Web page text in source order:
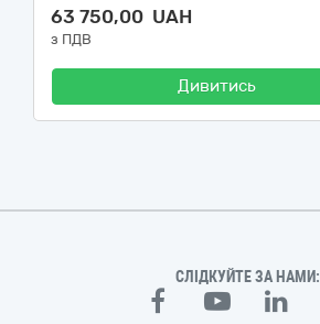
63 750,00 UAH
з ПДВ
Дивитись
СЛІДКУЙТЕ ЗА НАМИ: